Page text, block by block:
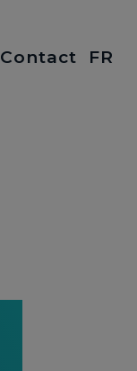
Contact FR